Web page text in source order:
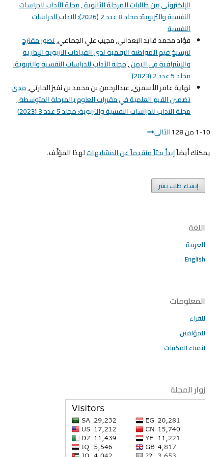
الإلكتروني من طالبات المرحلة الثانوية,مجلة الآداب للدراسات
النفسية والتربوية: مجلد 8 عدد 2 (2026): الاداب للدراسات
النفسية
فؤاد محمد قايد البعداني, مجيب علي الجماعي,تصور مقترح
لترسيخ قيم المواطنة الرقمية لدى القيادات التربوية الإدارية
والإشرافية في اليمن,مجلة الآداب للدراسات النفسية والتربوية:
مجلد 5 عدد 2 (2023)
نهاية عامر الأسمري, عبدالرحمن بن محمد بن نفيز الحارثي,مدى
تضمين القيم العلمية في مقررات العلوم بالمرحلة المتوسطة,
مجلة الآداب للدراسات النفسية والتربوية: مجلد 5 عدد 3 (2023)
1-10 من 128
التالي
يمكنك أيضاًإبدأ بحثاً متقدماً عن المشابهاتلهذا المؤلَّف.
إنشاء طلب نشر
اللغة
العربية
English
المعلومات
للقراء
للمؤلفين
لأمناء المكتبات
زوار المجلة